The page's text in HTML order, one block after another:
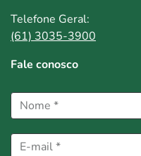
Telefone Geral:
(61) 3035-3900
Fale conosco